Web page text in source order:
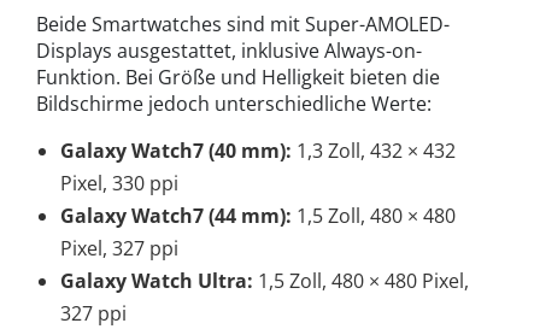
Beide Smartwatches sind mit Super-AMOLED-
Displays ausgestattet, inklusive Always-on-
Funktion. Bei Größe und Helligkeit bieten die
Bildschirme jedoch unterschiedliche Werte:
Galaxy Watch7 (40 mm): 1,3 Zoll, 432 × 432
Pixel, 330 ppi
Galaxy Watch7 (44 mm): 1,5 Zoll, 480 × 480
Pixel, 327 ppi
Galaxy Watch Ultra: 1,5 Zoll, 480 × 480 Pixel,
327 ppi